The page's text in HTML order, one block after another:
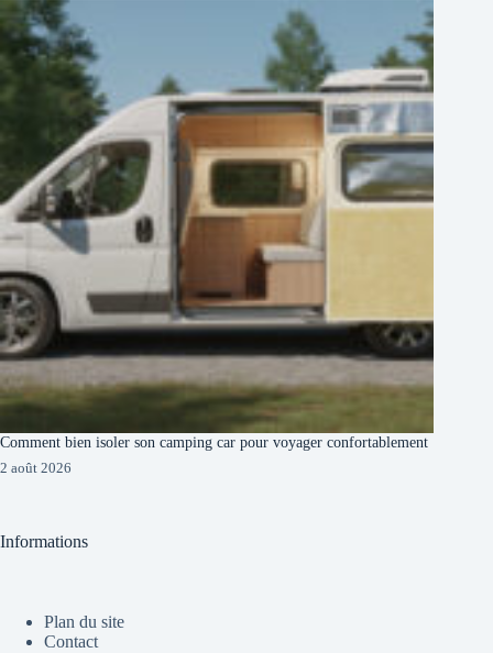
Comment bien isoler son camping car pour voyager confortablement
2 août 2026
Informations
Plan du site
Contact